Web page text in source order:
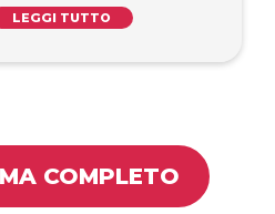
LEGGI TUTTO
COMPLETO